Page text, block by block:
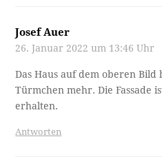
Josef Auer
26. Januar 2022 um 13:46 Uhr
Das Haus auf dem oberen
Türmchen mehr. Die Fassade
erhalten.
Antworten